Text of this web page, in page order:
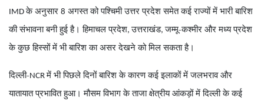
IMDके अनुसार 8 अगस्त को पश्चिमी उत्तर प्रदेश समेत कई राज्यों में भारी बारिश
की संभावना बनी हुई है। हिमाचल प्रदेश,उत्तराखंड,जम्मू-कश्मीर और मध्य प्रदेश
के कुछ हिस्सों में भी बारिश का असर देखने को मिल सकता है।
दिल्ली-NCRमें भी पिछले दिनों बारिश के कारण कई इलाकों में जलभराव और
यातायात प्रभावित हुआ। मौसम विभाग के ताजा क्षेत्रीय आंकड़ों में दिल्ली के कई